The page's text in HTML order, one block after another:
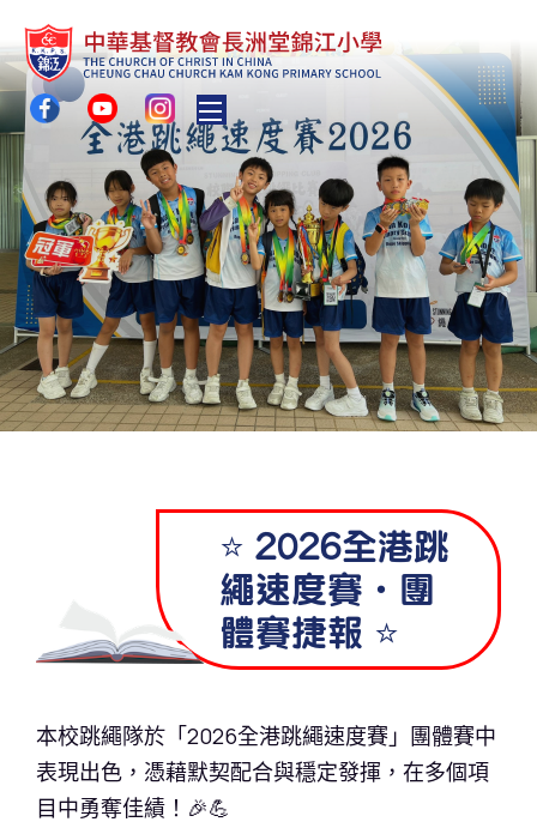
Toggle main menu visibility
⭐ 2026全港跳
繩速度賽・團
體賽捷報 ⭐
本校跳繩隊於「2026全港跳繩速度賽」團體賽中
表現出色，憑藉默契配合與穩定發揮，在多個項
目中勇奪佳績！🎉💪